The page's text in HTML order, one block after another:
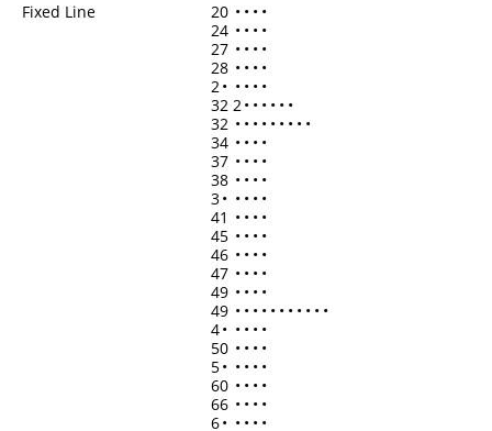
Fixed Line
20 • • • •
24 • • • •
27 • • • •
28 • • • •
2• • • • •
32 2• • • • • •
32 • • • • • • • • •
34 • • • •
37 • • • •
38 • • • •
3• • • • •
41 • • • •
45 • • • •
46 • • • •
47 • • • •
49 • • • •
49 • • • • • • • • • • •
4• • • • •
50 • • • •
5• • • • •
60 • • • •
66 • • • •
6• • • • •